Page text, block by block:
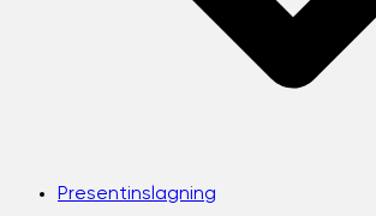
Presentinslagning